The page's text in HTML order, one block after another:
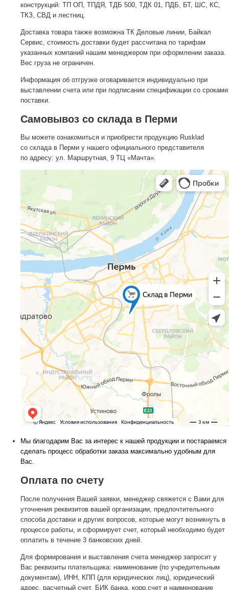
конструкций: ТП ОП, ТПДЯ, ТДБ 500, ТДК 01, ПДБ, БТ, ШС, КС,
ТКЗ, СВД и лестниц.
Доставка товара также возможна ТК Деловые линии, Байкал
Сервис, стоимость доставки будет рассчитана по тарифам
указанных компаний нашим менеджером при оформлении заказа.
Вес груза не ограничен.
Информация об отгрузке оговаривается индивидуально при
выставлении счета или при подписании спецификации со сроками
поставки.
Самовывоз со склада в Перми
Вы можете ознакомиться и приобрести продукцию Rusklad
со склада в Перми у нашего официального представителя
по адресу: ул. Маршрутная, 9 ТЦ «Мачта».
Мы благодарим Вас за интерес к нашей продукции и постараемся
сделать процесс обработки заказа максимально удобным для
Вас.
Оплата по счету
После получения Вашей заявки, менеджер свяжется с Вами для
уточнения реквизитов вашей организации, предпочтительного
способа доставки и других вопросов, которые могут возникнуть в
процессе работы, и сформирует счет, который необходимо будет
оплатить в течение 3 банковских дней.
Для формирования и выставления счета менеджер запросит у
Вас реквизиты плательщика: наименование (по учредительным
документам), ИНН, КПП (для юридических лиц), юридический
адрес, расчетный счет, БИК банка, корр.счет и наименование